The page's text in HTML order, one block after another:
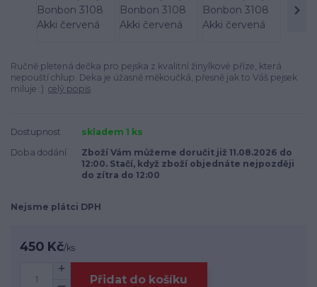
Ručně pletená dečka pro pejska z kvalitní žinylkové příze, která
nepouští chlup. Deka je úžasně měkoučká, přesně jak to Váš pejsek
miluje :) celý popis
Dostupnost
skladem 1 ks
Doba dodání
Zboží Vám můžeme doručit již 11.08.2026 do
12:00. Stačí, když zboží objednáte nejpozději
do zítra do 12:00
Nejsme plátci DPH
450 Kč/ks
Přidat do košíku